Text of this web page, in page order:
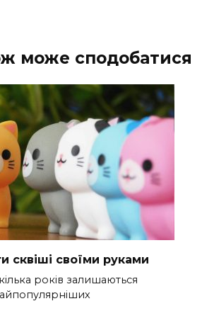
може сподобатися
сквіші своїми руками
років залишаються